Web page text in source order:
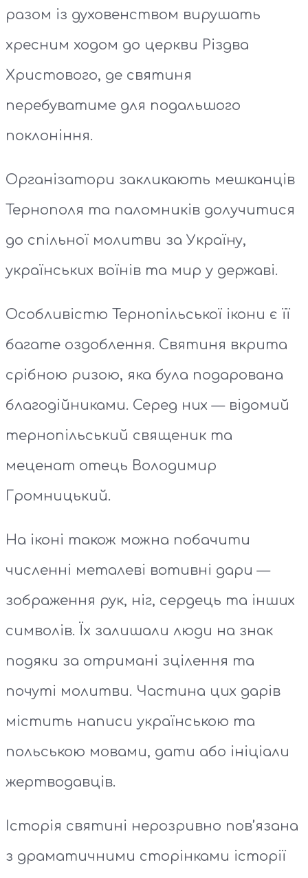
разом із духовенством вирушать
хресним ходом до церкви Різдва
Христового, де святиня
перебуватиме для подальшого
поклоніння.
Організатори закликають мешканців
Тернополя та паломників долучитися
до спільної молитви за Україну,
українських воїнів та мир у державі.
Особливістю Тернопільської ікони є її
багате оздоблення. Святиня вкрита
срібною ризою, яка була подарована
благодійниками. Серед них — відомий
тернопільський священик та
меценат отець Володимир
Громницький.
На іконі також можна побачити
численні металеві вотивні дари —
зображення рук, ніг, сердець та інших
символів. Їх залишали люди на знак
подяки за отримані зцілення та
почуті молитви. Частина цих дарів
містить написи українською та
польською мовами, дати або ініціали
жертводавців.
Історія святині нерозривно пов’язана
з драматичними сторінками історії